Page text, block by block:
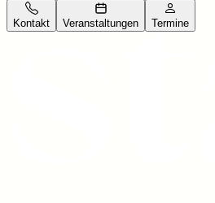
Kontakt Veranstaltungen Termine